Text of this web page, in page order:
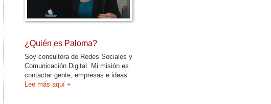
¿Quién es Paloma?
Soy consultora de Redes Sociales y
Comunicación Digital. Mi misión es
contactar gente, empresas e ideas.
Lee más aquí +